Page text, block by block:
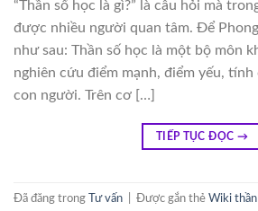
“Thần số học là gì?” là câu hỏi mà
được nhiều người quan tâm. Để
như sau: Thần số học là một bộ môn
nghiên cứu điểm mạnh, điểm yếu, tính
con người. Trên cơ […]
TIẾP TỤC ĐỌC →
Đã đăng trong Tư vấn Được gắn thẻ Wiki thần